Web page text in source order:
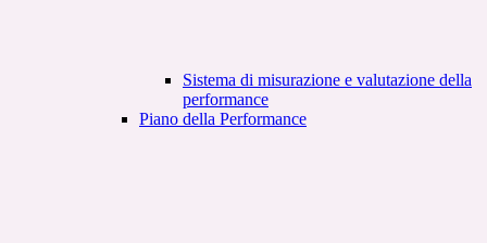
Sistema di misurazione e valutazione della
performance
Piano della Performance